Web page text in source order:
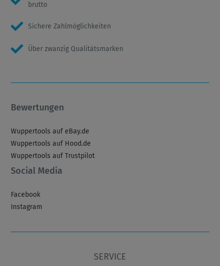
brutto
Sichere Zahlmöglichkeiten
Über zwanzig Qualitätsmarken
Bewertungen
Wuppertools auf eBay.de
Wuppertools auf Hood.de
Wuppertools auf Trustpilot
Social Media
Facebook
Instagram
SERVICE